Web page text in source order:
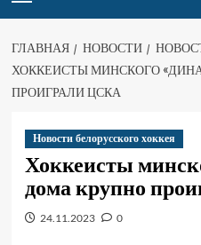
ГЛАВНАЯ НОВОСТИ
ХОККЕИСТЫ МИНСКОГО
ПРОИГРАЛИ ЦСКА
Новости белорусского хоккея
Хоккеисты
дома крупно
24.11.2023 0